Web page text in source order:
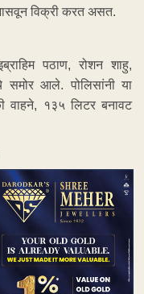
विक्री करत असत.
पठाण, रोशन शाहु,
समोर आले. पोलिसांनी या
वाहने, १३५ लिटर बनावट